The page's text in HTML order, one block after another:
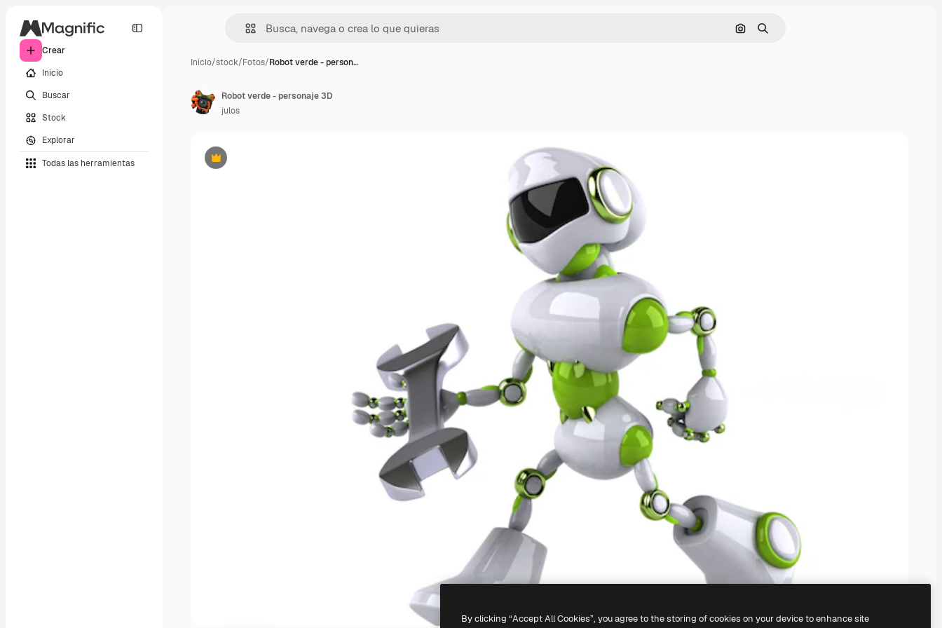
Crear
Inicio
Buscar
Stock
Explorar
Todas las herramientas
Buscar por imagen
Buscar
Inicio/stock/Fotos/Robot verde - person…
Premium
Robot verde - personaje 3D
julos
By clicking “Accept All Cookies”, you agree to the storing of cookies on your device to enhance site